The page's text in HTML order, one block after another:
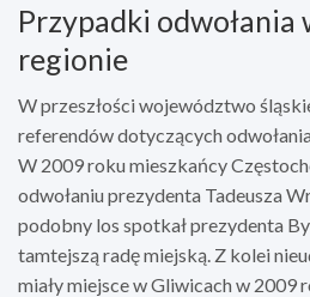
Przypadki odwołania
regionie
W przeszłości województwo
referendów dotyczących
W 2009 roku mieszkańcy
odwołaniu prezydenta Tadeusza
podobny los spotkał prezydenta
tamtejszą radę miejską. Z kolei
miały miejsce w Gliwicach w 2009